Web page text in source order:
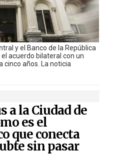
y el Banco de la República
acuerdo bilateral con un
cinco años. La noticia
a la Ciudad de
es el
que conecta
sin pasar